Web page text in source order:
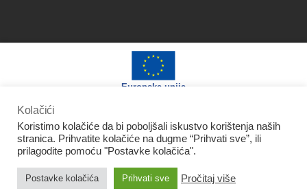
Europska unija
Europskog fonda za regionalni razvoj.
Kolačići
Koristimo kolačiće da bi poboljšali iskustvo korištenja naših
stranica. Prihvatite kolačiće na dugme “Prihvati sve”, ili
prilagodite pomoću "Postavke kolačića".
Postavke kolačića Prihvati sve Pročitaj više